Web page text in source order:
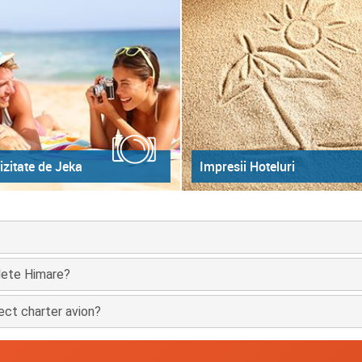
de Jeka Impresii Hoteluri
Himare?
charter avion?